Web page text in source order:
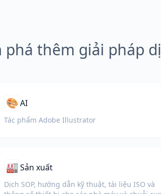
phá thêm giải pháp
🎨AI
Tác phẩm Adobe Illustrator
🏭Sản xuất
Dịch SOP, hướng dẫn kỹ thuật, tài liệu ISO và